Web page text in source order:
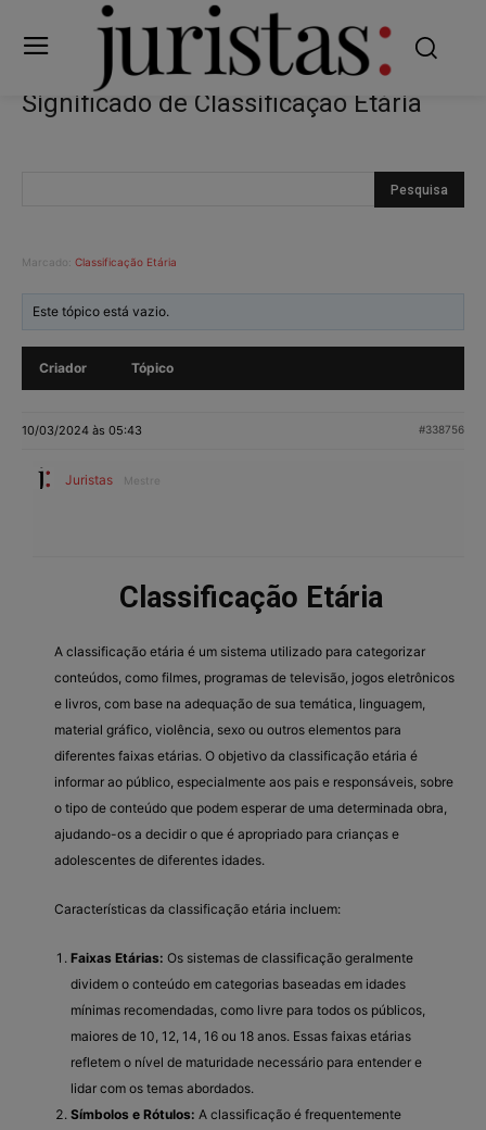
Significado de Classificação Etária
Marcado: Classificação Etária
Este tópico está vazio.
Criador Tópico
10/03/2024 às 05:43 #338756
Juristas Mestre
Classificação Etária
A classificação etária é um sistema utilizado para categorizar
conteúdos, como filmes, programas de televisão, jogos eletrônicos
e livros, com base na adequação de sua temática, linguagem,
material gráfico, violência, sexo ou outros elementos para
diferentes faixas etárias. O objetivo da classificação etária é
informar ao público, especialmente aos pais e responsáveis, sobre
o tipo de conteúdo que podem esperar de uma determinada obra,
ajudando-os a decidir o que é apropriado para crianças e
adolescentes de diferentes idades.
Características da classificação etária incluem:
Faixas Etárias: Os sistemas de classificação geralmente
dividem o conteúdo em categorias baseadas em idades
mínimas recomendadas, como livre para todos os públicos,
maiores de 10, 12, 14, 16 ou 18 anos. Essas faixas etárias
refletem o nível de maturidade necessário para entender e
lidar com os temas abordados.
Símbolos e Rótulos: A classificação é frequentemente